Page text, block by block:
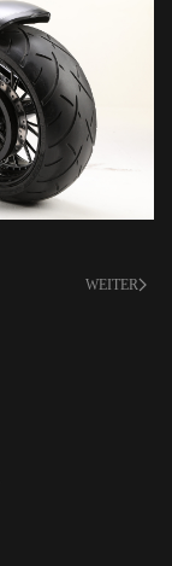
WEITER